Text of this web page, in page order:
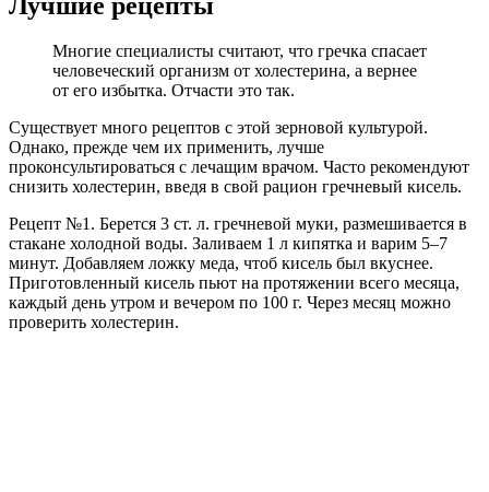
Многие специалисты считают, что гречка спасает
человеческий организм от холестерина, а вернее
от его избытка. Отчасти это так.
Существует много рецептов с этой зерновой культурой.
Однако, прежде чем их применить, лучше
проконсультироваться с лечащим врачом. Часто рекомендуют
снизить холестерин, введя в свой рацион гречневый кисель.
Рецепт №1. Берется 3 ст. л. гречневой муки, размешивается в
стакане холодной воды. Заливаем 1 л кипятка и варим 5–7
минут. Добавляем ложку меда, чтоб кисель был вкуснее.
Приготовленный кисель пьют на протяжении всего месяца,
каждый день утром и вечером по 100 г. Через месяц можно
проверить холестерин.